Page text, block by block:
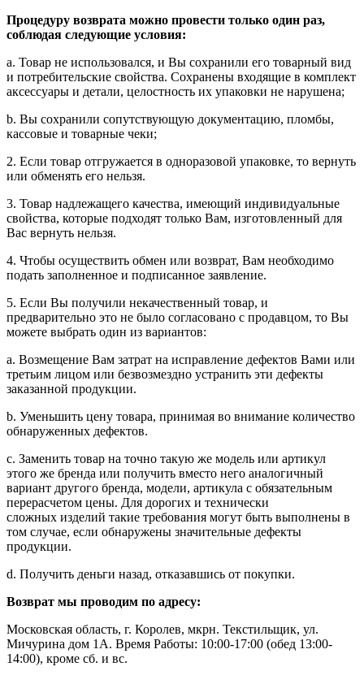
Процедуру возврата можно провести только один раз,
соблюдая следующие условия:
a. Товар не использовался, и Вы сохранили его товарный вид
и потребительские свойства. Сохранены входящие в комплект
аксессуары и детали, целостность их упаковки не нарушена;
b. Вы сохранили сопутствующую документацию, пломбы,
кассовые и товарные чеки;
2. Если товар отгружается в одноразовой упаковке, то вернуть
или обменять его нельзя.
3. Товар надлежащего качества, имеющий индивидуальные
свойства, которые подходят только Вам, изготовленный для
Вас вернуть нельзя.
4. Чтобы осуществить обмен или возврат, Вам необходимо
подать заполненное и подписанное заявление.
5. Если Вы получили некачественный товар, и
предварительно это не было согласовано с продавцом, то Вы
можете выбрать один из вариантов:
a. Возмещение Вам затрат на исправление дефектов Вами или
третьим лицом или безвозмездно устранить эти дефекты
заказанной продукции.
b. Уменьшить цену товара, принимая во внимание количество
обнаруженных дефектов.
c. Заменить товар на точно такую же модель или артикул
этого же бренда или получить вместо него аналогичный
вариант другого бренда, модели, артикула с обязательным
перерасчетом цены. Для дорогих и технически
сложных изделий такие требования могут быть выполнены в
том случае, если обнаружены значительные дефекты
продукции.
d. Получить деньги назад, отказавшись от покупки.
Возврат мы проводим по адресу:
Московская область, г. Королев, мкрн. Текстильщик, ул.
Мичурина дом 1А. Время Работы: 10:00-17:00 (обед 13:00-
14:00), кроме сб. и вс.